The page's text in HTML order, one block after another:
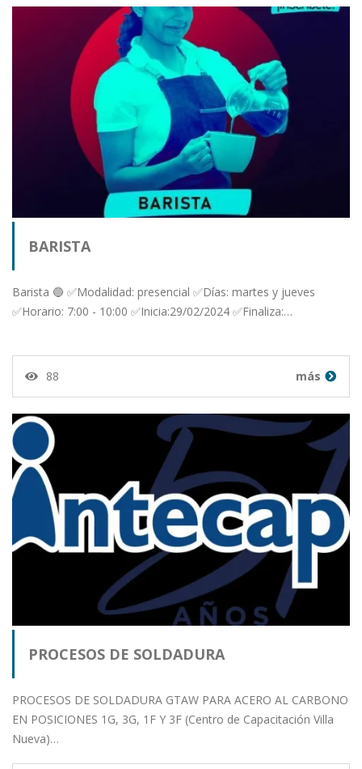
BARISTA
Barista 🔵 ✅Modalidad: presencial ✅Días: martes y jueves
✅Horario: 7:00 - 10:00 ✅Inicia:29/02/2024 ✅Finaliza:…
88 más
PROCESOS DE SOLDADURA
PROCESOS DE SOLDADURA GTAW PARA ACERO AL CARBONO
EN POSICIONES 1G, 3G, 1F Y 3F (Centro de Capacitación Villa
Nueva)…